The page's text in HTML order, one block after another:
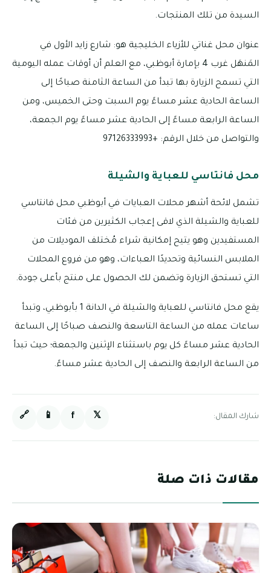
السيدة من تلك المنتجات.
عنوان محل غناتي للأزياء الخليجية هو: شارع زايد الأول في
المَنهَل غرب 4 بإمارة أبوظبي، مع العلم أن أوقات عمله اليومية
التي تسمح الزيارة بها تبدأ من الساعة الثامنة صباحًا إلى
الساعة الحادية عشر مساءً يوم السبت وحتى الخميس، ومن
الساعة الرابعة مساءً إلى الحادية عشر مساءً يوم الجمعة،
والتواصل من خلال الرقم: +97126333993
محل فانتاسي للعباية والشيلة
تشمل لائحة أشهر محلات العبايات في أبوظبي محل فانتاسي
للعباية والشيلة الذي لاقى إعجاب الكثيرين من فئات
المستفيدين وهو يتيح إمكانية شراء مُختلف الموديلات من
الملابس النسائية وتحديدًا العباءات، وهو من فروع المحلات
التي تستحق الزيارة وتضمن لك الحصول على منتج بأعلى جودة.
يقع محل فانتاسي للعباية والشيلة في الدانة 1 بأبوظبي، وتبدأ
ساعات عمله من الساعة التاسعة والنصف صباحًا إلى الساعة
الحادية عشر مساءً كل يوم باستثناء الإثنين والجمعة؛ حيث تبدأ
من الساعة الرابعة والنصف إلى الحادية عشر مساءً.
شارك المقال: 𝕏
f
📱
🔗
مقالات ذات صلة